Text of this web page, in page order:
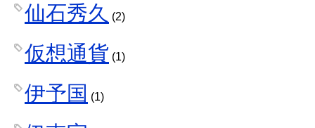
仙石秀久 (2)
仮想通貨 (1)
伊予国 (1)